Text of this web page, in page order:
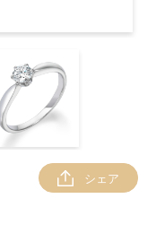
シェア